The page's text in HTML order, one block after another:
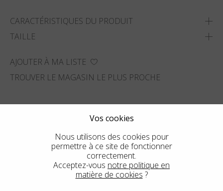
CARACTÉRISTIQUES DU PRODUIT
TAILLE
AJOUTER À MA LISTE
TROUVER LE MAGASIN LE PLUS PROCHE
Vos cookies
Nous utilisons des cookies pour
permettre à ce site de fonctionner
correctement.
Acceptez-vous notre politique en
matière de cookies ?